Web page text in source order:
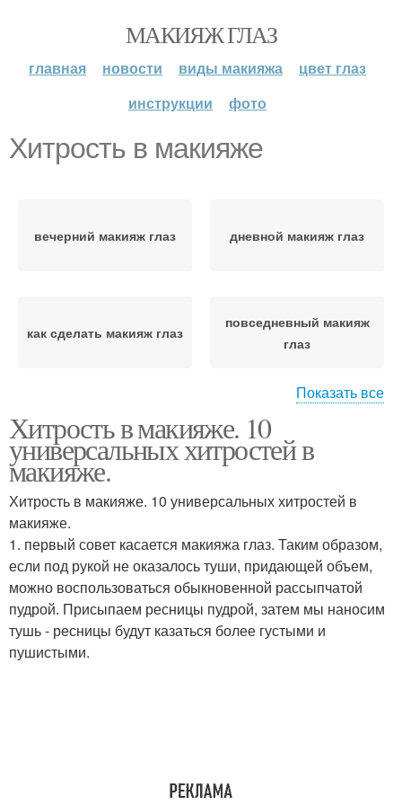
МАКИЯЖ ГЛАЗ
главная новости виды макияжа
цвет глаз
инструкции
фото
Хитрость в макияже
вечерний макияж глаз дневной макияж глаз
как сделать макияж глаз
повседневный макияж
глаз
хитрости
Хитрости в макияже
Хитрости в школе
Вечерний макияж Женские хитрости
Показать все
Хитрость в макияже. 10
универсальных хитростей в
макияже.
Хитрость в макияже. 10 универсальных хитростей в
макияже.
1. первый совет касается макияжа глаз. Таким образом,
если под рукой не оказалось туши, придающей объем,
можно воспользоваться обыкновенной рассыпчатой
пудрой. Присыпаем ресницы пудрой, затем мы наносим
тушь - ресницы будут казаться более густыми и
пушистыми.